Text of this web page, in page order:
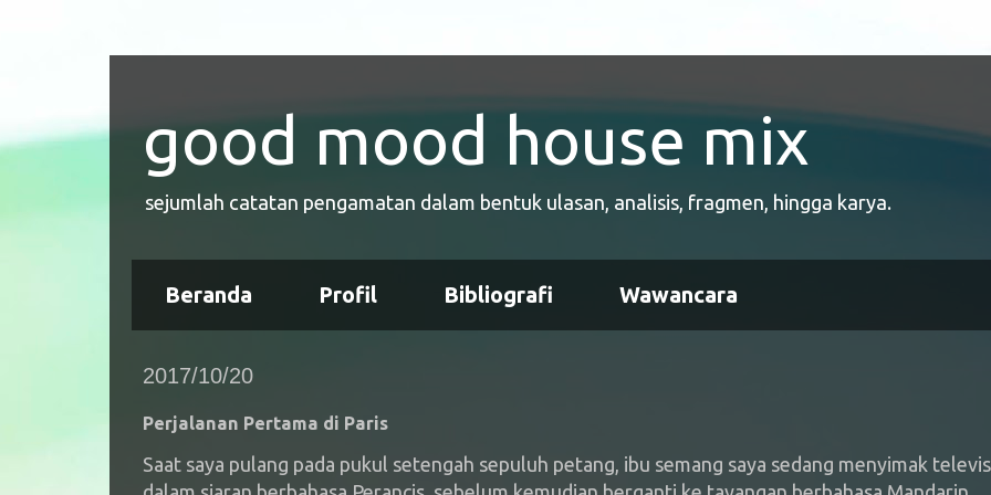
good mood house mix
sejumlah catatan pengamatan dalam bentuk ulasan, analisis, fragmen, hingga karya.
Beranda Profil Bibliografi Wawancara
2017/10/20
Perjalanan Pertama di Paris
Saat saya pulang pada pukul setengah sepuluh petang, ibu semang saya sedang menyimak